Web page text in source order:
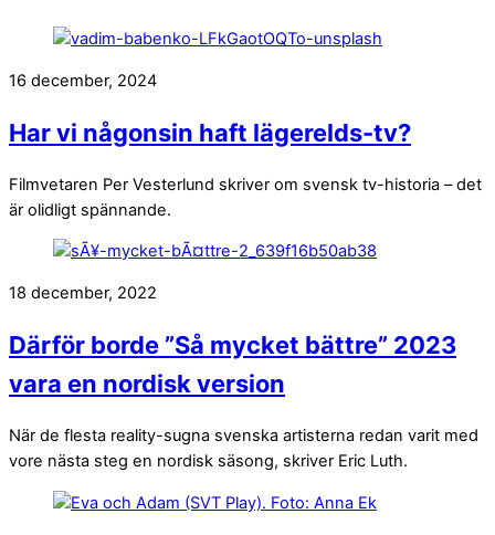
16 december, 2024
Har vi någonsin haft lägerelds-tv?
Filmvetaren Per Vesterlund skriver om svensk tv-historia – det
är olidligt spännande.
18 december, 2022
Därför borde ”Så mycket bättre” 2023
vara en nordisk version
När de flesta reality-sugna svenska artisterna redan varit med
vore nästa steg en nordisk säsong, skriver Eric Luth.